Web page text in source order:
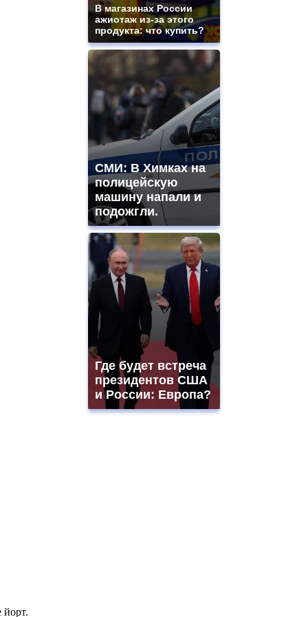
В магазинах России
ажиотаж из-за этого
продукта: что купить?
СМИ: В Химках на
полицейскую
машину напали и
подожгли.
Где будет встреча
президентов США
и России: Европа?
йорт.